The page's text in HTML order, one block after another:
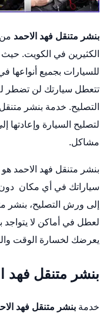
بنشر متنقل فهد الاحمد
الكثيرين في الكويت. حيث
للسيارات بجميع أنواعها
تتعطل سيارتك لن تضطر
التصليح. خدمة بنشر متنقل
لتصليح السيارة وإعادتها
مشاكل.
بنشر متنقل فهد الاحمد
سياراتك في أي مكان دون
إلى ورش التصليح، بنشر
لعطل في أماكن لا يتواجد
يعرضك لخسارة الوقت
بنشر متنقل فهد
خدمة بنشر متنقل فهد